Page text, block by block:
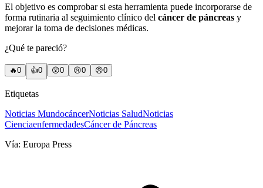
El objetivo es comprobar si esta herramienta puede incorporarse de
forma rutinaria al seguimiento clínico del cáncer de páncreas y
mejorar la toma de decisiones médicas.
¿Qué te pareció?
🔥0 👍0 😲0 😢0 😠0
Etiquetas
Noticias MundocáncerNoticias SaludNoticias
CienciaenfermedadesCáncer de Páncreas
Vía: Europa Press